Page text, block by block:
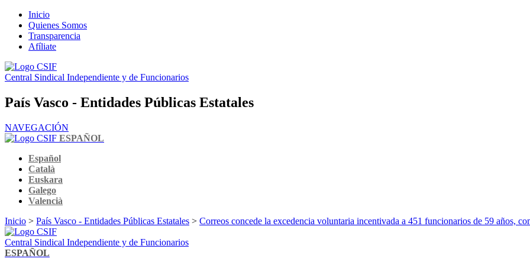
Inicio
Quienes Somos
Transparencia
Afíliate
Central Sindical Independiente y de Funcionarios
País Vasco - Entidades Públicas Estatales
NAVEGACIÓN
ESPAÑOL
Español
Català
Euskara
Galego
Valencià
Inicio > País Vasco - Entidades Públicas Estatales > Correos concede la excedencia voluntaria incentivada a 451 funcionarios de 59 años,
Central Sindical Independiente y de Funcionarios
ESPAÑOL